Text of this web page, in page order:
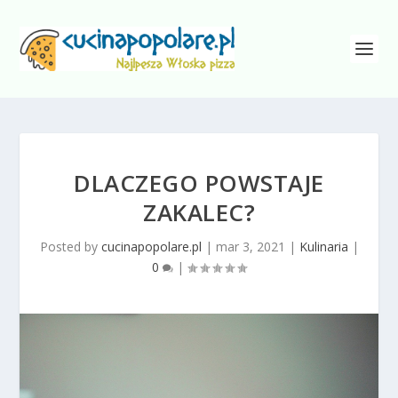
DLACZEGO POWSTAJE
ZAKALEC?
Posted by cucinapopolare.pl | mar 3, 2021 | Kulinaria |
0
|